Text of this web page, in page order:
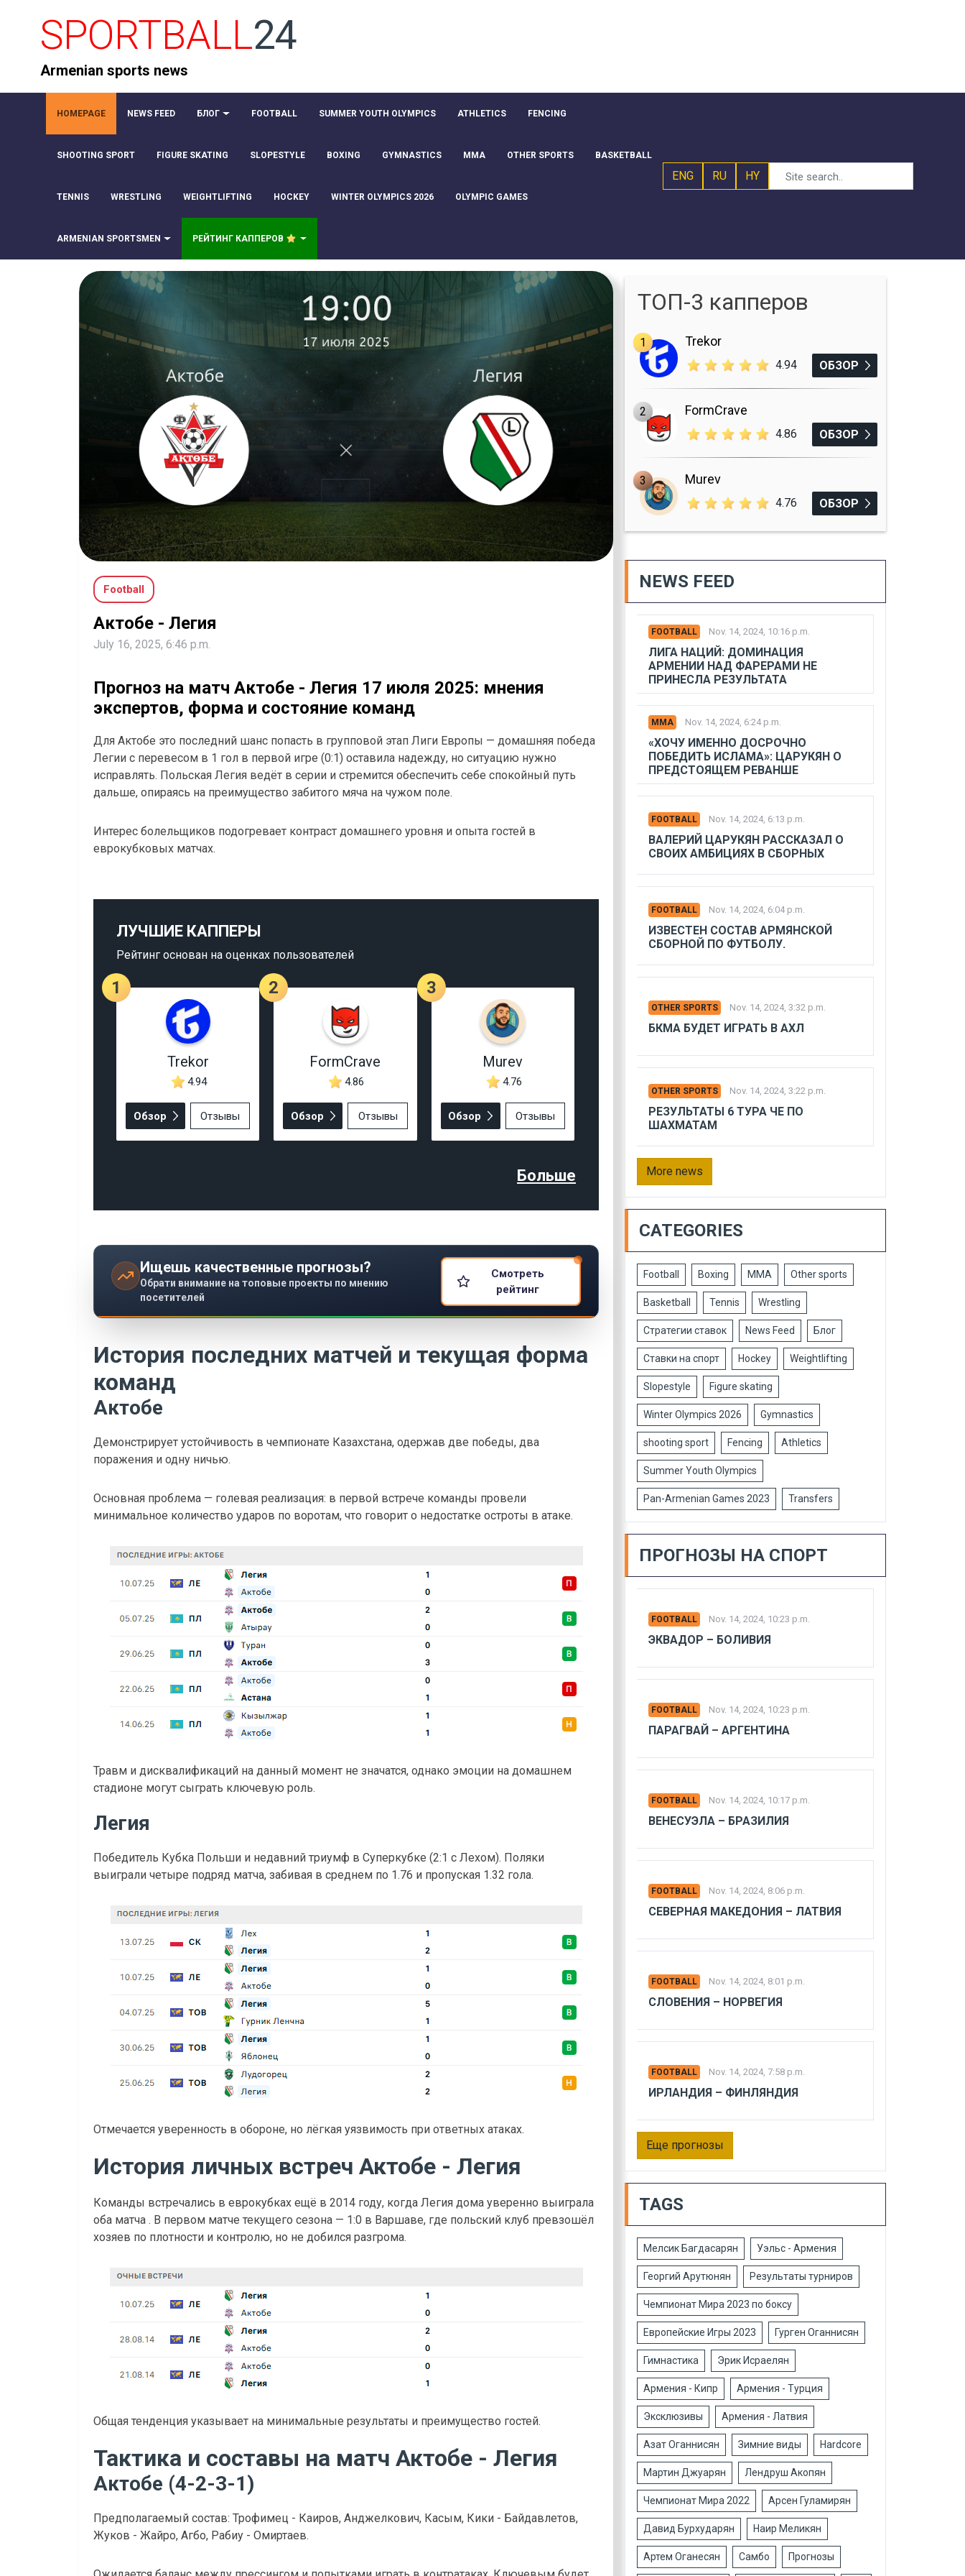
SPORTBALL24
Armenian sports news
HOMEPAGE NEWS FEED БЛОГ FOOTBALL SUMMER YOUTH OLYMPICS ATHLETICS FENCING
SHOOTING SPORT FIGURE SKATING SLOPESTYLE BOXING GYMNASTICS MMA OTHER SPORTS BASKETBALL
TENNIS WRESTLING WEIGHTLIFTING HOCKEY WINTER OLYMPICS 2026 OLYMPIC GAMES
ARMENIAN SPORTSMEN РЕЙТИНГ КАППЕРОВ
ENG RU HY
Football
Актобе - Легия
July 16, 2025, 6:46 p.m.
Прогноз на матч Актобе - Легия 17 июля 2025: мнения
экспертов, форма и состояние команд
Для Актобе это последний шанс попасть в групповой этап Лиги Европы — домашняя победа
Легии с перевесом в 1 гол в первой игре (0:1) оставила надежду, но ситуацию нужно
исправлять. Польская Легия ведёт в серии и стремится обеспечить себе спокойный путь
дальше, опираясь на преимущество забитого мяча на чужом поле.
Интерес болельщиков подогревает контраст домашнего уровня и опыта гостей в
еврокубковых матчах.
ЛУЧШИЕ КАППЕРЫ
Рейтинг основан на оценках пользователей
1
Trekor
4.94
Обзор Отзывы
2
FormCrave
4.86
Обзор Отзывы
3
Murev
4.76
Обзор Отзывы
Больше
Ищешь качественные прогнозы?
Обрати внимание на топовые проекты по мнению
посетителей
Смотреть
рейтинг
История последних матчей и текущая форма
команд
Актобе
Демонстрирует устойчивость в чемпионате Казахстана, одержав две победы, два
поражения и одну ничью.
Основная проблема — голевая реализация: в первой встрече команды провели
минимальное количество ударов по воротам, что говорит о недостатке остроты в атаке.
Травм и дисквалификаций на данный момент не значатся, однако эмоции на домашнем
стадионе могут сыграть ключевую роль.
Легия
Победитель Кубка Польши и недавний триумф в Суперкубке (2:1 с Лехом). Поляки
выиграли четыре подряд матча, забивая в среднем по 1.76 и пропуская 1.32 гола.
Отмечается уверенность в обороне, но лёгкая уязвимость при ответных атаках.
История личных встреч Актобе - Легия
Команды встречались в еврокубках ещё в 2014 году, когда Легия дома уверенно выиграла
оба матча . В первом матче текущего сезона — 1:0 в Варшаве, где польский клуб превзошёл
хозяев по плотности и контролю, но не добился разгрома.
Общая тенденция указывает на минимальные результаты и преимущество гостей.
Тактика и составы на матч Актобе - Легия
Актобе (4-2-3-1)
Предполагаемый состав: Трофимец - Каиров, Анджелкович, Касым, Кики - Байдавлетов,
Жуков - Жайро, Агбо, Рабиу - Омиртаев.
ТОП-3 капперов
1 Trekor
4.94 ОБЗОР
2 FormCrave
4.86 ОБЗОР
3 Murev
4.76 ОБЗОР
NEWS FEED
FOOTBALL Nov. 14, 2024, 10:16 p.m.
ЛИГА НАЦИЙ: ДОМИНАЦИЯ
АРМЕНИИ НАД ФАРЕРАМИ НЕ
ПРИНЕСЛА РЕЗУЛЬТАТА
MMA Nov. 14, 2024, 6:24 p.m.
«ХОЧУ ИМЕННО ДОСРОЧНО
ПОБЕДИТЬ ИСЛАМА»: ЦАРУКЯН О
ПРЕДСТОЯЩЕМ РЕВАНШЕ
FOOTBALL Nov. 14, 2024, 6:13 p.m.
ВАЛЕРИЙ ЦАРУКЯН РАССКАЗАЛ О
СВОИХ АМБИЦИЯХ В СБОРНЫХ
FOOTBALL Nov. 14, 2024, 6:04 p.m.
ИЗВЕСТЕН СОСТАВ АРМЯНСКОЙ
СБОРНОЙ ПО ФУТБОЛУ.
OTHER SPORTS Nov. 14, 2024, 3:32 p.m.
БКМА БУДЕТ ИГРАТЬ В АХЛ
OTHER SPORTS Nov. 14, 2024, 3:22 p.m.
РЕЗУЛЬТАТЫ 6 ТУРА ЧЕ ПО
ШАХМАТАМ
More news
CATEGORIES
Football Boxing MMA Other sports
Basketball Tennis Wrestling
Стратегии ставок News Feed Блог
Ставки на спорт Hockey Weightlifting
Slopestyle Figure skating
Winter Olympics 2026 Gymnastics
shooting sport Fencing Athletics
Summer Youth Olympics
Pan-Armenian Games 2023 Transfers
ПРОГНОЗЫ НА СПОРТ
FOOTBALL Nov. 14, 2024, 10:23 p.m.
ЭКВАДОР – БОЛИВИЯ
FOOTBALL Nov. 14, 2024, 10:23 p.m.
ПАРАГВАЙ – АРГЕНТИНА
FOOTBALL Nov. 14, 2024, 10:17 p.m.
ВЕНЕСУЭЛА – БРАЗИЛИЯ
FOOTBALL Nov. 14, 2024, 8:06 p.m.
СЕВЕРНАЯ МАКЕДОНИЯ – ЛАТВИЯ
FOOTBALL Nov. 14, 2024, 8:01 p.m.
СЛОВЕНИЯ – НОРВЕГИЯ
FOOTBALL Nov. 14, 2024, 7:58 p.m.
ИРЛАНДИЯ – ФИНЛЯНДИЯ
Еще прогнозы
TAGS
Мелсик Багдасарян Уэльс - Армения
Георгий Арутюнян Результаты турниров
Чемпионат Мира 2023 по боксу
Европейские Игры 2023 Гурген Оганнисян
Гимнастика Эрик Исраелян
Армения - Кипр Армения - Турция
Эксклюзивы Армения - Латвия
Азат Оганнисян Зимние виды Hardcore
Мартин Джуарян Лендруш Акопян
Чемпионат Мира 2022 Арсен Гуламирян
Давид Бурхударян Наир Меликян
Артем Оганесян Самбо Прогнозы